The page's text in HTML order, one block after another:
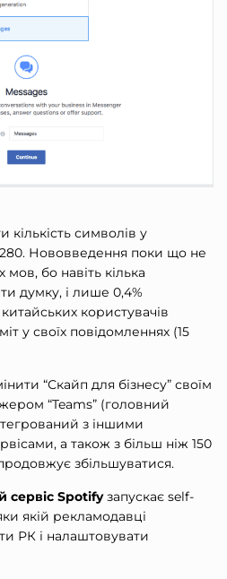
кількість символів у
280. Нововведення поки що не
мов, бо навіть кілька
думку, і лише 0,4%
користувачів
у своїх повідомленнях (15
“Скайп для бізнесу” своїм
“Teams” (головний
з іншими
а також з більш ніж 150
збільшуватися.
сервіс Spotifyзапускає self-
якій рекламодавці
РК і налаштовувати